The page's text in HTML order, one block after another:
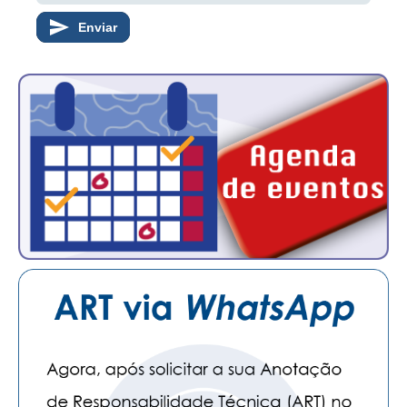
CONTATO
CURSOS
ENGENHEIRO EMPREENDEDOR
SEESP EDUCAÇÃO
PLATAFORMAS GRATUITAS
BENEFÍCIOS
APOSENTADORIA
CONVÊNIOS
SEESPPREV
Enviar